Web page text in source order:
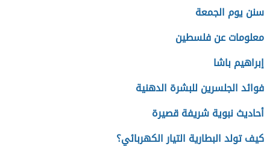
سنن يوم الجمعة
معلومات عن فلسطين
إبراهيم باشا
فوائد الجلسرين للبشرة الدهنية
أحاديث نبوية شريفة قصيرة
كيف تولد البطارية التيار الكهربائي؟